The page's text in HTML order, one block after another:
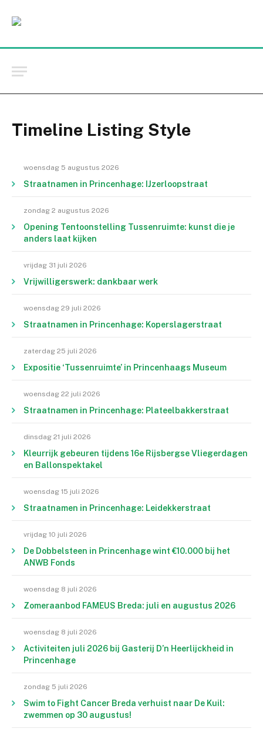
Timeline Listing Style
woensdag 5 augustus 2026
Straatnamen in Princenhage: IJzerloopstraat
zondag 2 augustus 2026
Opening Tentoonstelling Tussenruimte: kunst die je
anders laat kijken
vrijdag 31 juli 2026
Vrijwilligerswerk: dankbaar werk
woensdag 29 juli 2026
Straatnamen in Princenhage: Koperslagerstraat
zaterdag 25 juli 2026
Expositie ‘Tussenruimte’ in Princenhaags Museum
woensdag 22 juli 2026
Straatnamen in Princenhage: Plateelbakkerstraat
dinsdag 21 juli 2026
Kleurrijk gebeuren tijdens 16e Rijsbergse Vliegerdagen
en Ballonspektakel
woensdag 15 juli 2026
Straatnamen in Princenhage: Leidekkerstraat
vrijdag 10 juli 2026
De Dobbelsteen in Princenhage wint €10.000 bij het
ANWB Fonds
woensdag 8 juli 2026
Zomeraanbod FAMEUS Breda: juli en augustus 2026
woensdag 8 juli 2026
Activiteiten juli 2026 bij Gasterij D’n Heerlijckheid in
Princenhage
zondag 5 juli 2026
Swim to Fight Cancer Breda verhuist naar De Kuil:
zwemmen op 30 augustus!